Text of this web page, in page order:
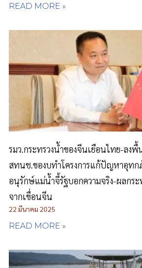
READ MORE »
รมว.กระทรวงน้ำของจีนเยือนไทย-ลง
สทนช.ของบทำโครงการแก้ปัญหาอุทก
อนุรักษ์แม่น้ำจี้รัฐบอกความจริง-ผลกร
จากเขื่อนจีน
22 มีนาคม 2025
READ MORE »